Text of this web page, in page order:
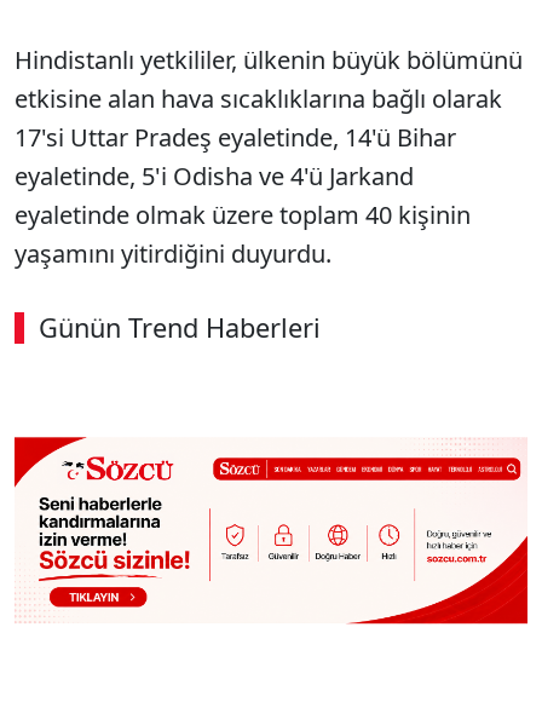
Hindistanlı yetkililer, ülkenin büyük bölümünü
etkisine alan hava sıcaklıklarına bağlı olarak
17'si Uttar Pradeş eyaletinde, 14'ü Bihar
eyaletinde, 5'i Odisha ve 4'ü Jarkand
eyaletinde olmak üzere toplam 40 kişinin
yaşamını yitirdiğini duyurdu.
Günün Trend Haberleri